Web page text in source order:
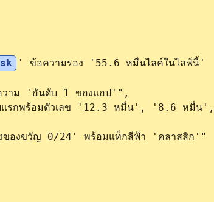
' ข้อความรอง '55.6 หมื่นไลค์ในไลฟ์นี้'